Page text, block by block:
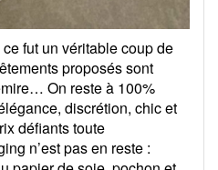
fut un véritable coup de
proposés sont
On reste à 100%
discrétion, chic et
défiants toute
n’est pas en reste :